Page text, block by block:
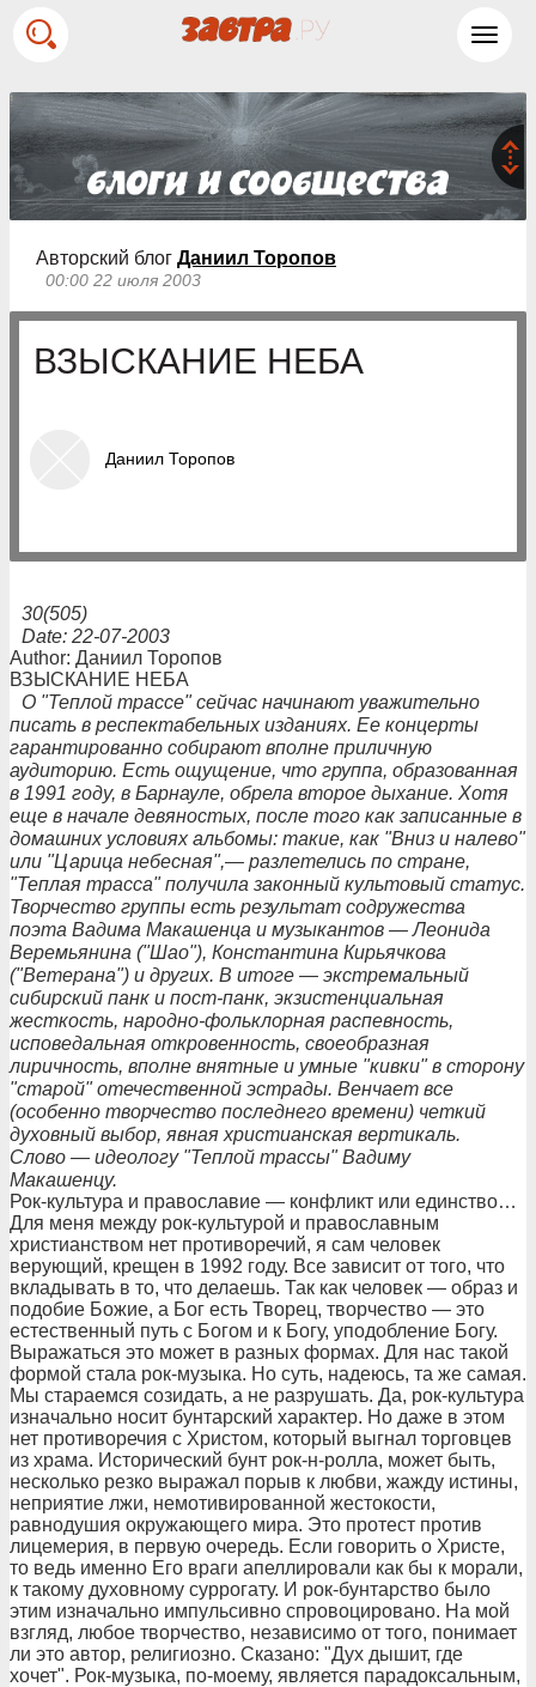
Авторский блог Даниил Торопов
00:00 22 июля 2003
ВЗЫСКАНИЕ НЕБА
Даниил Торопов
30(505)
Date: 22-07-2003
Author: Даниил Торопов
ВЗЫСКАНИЕ НЕБА
О "Теплой трассе" сейчас начинают уважительно
писать в респектабельных изданиях. Ее концерты
гарантированно собирают вполне приличную
аудиторию. Есть ощущение, что группа, образованная
в 1991 году, в Барнауле, обрела второе дыхание. Хотя
еще в начале девяностых, после того как записанные в
домашних условиях альбомы: такие, как "Вниз и налево"
или "Царица небесная",— разлетелись по стране,
"Теплая трасса" получила законный культовый статус.
Творчество группы есть результат содружества
поэта Вадима Макашенца и музыкантов — Леонида
Веремьянина ("Шао"), Константина Кирьячкова
("Ветерана") и других. В итоге — экстремальный
сибирский панк и пост-панк, экзистенциальная
жесткость, народно-фольклорная распевность,
исповедальная откровенность, своеобразная
лиричность, вполне внятные и умные "кивки" в сторону
"старой" отечественной эстрады. Венчает все
(особенно творчество последнего времени) четкий
духовный выбор, явная христианская вертикаль.
Слово — идеологу "Теплой трассы" Вадиму
Макашенцу.
Рок-культура и православие — конфликт или единство…
Для меня между рок-культурой и православным
христианством нет противоречий, я сам человек
верующий, крещен в 1992 году. Все зависит от того, что
вкладывать в то, что делаешь. Так как человек — образ и
подобие Божие, а Бог есть Творец, творчество — это
естественный путь с Богом и к Богу, уподобление Богу.
Выражаться это может в разных формах. Для нас такой
формой стала рок-музыка. Но суть, надеюсь, та же самая.
Мы стараемся созидать, а не разрушать. Да, рок-культура
изначально носит бунтарский характер. Но даже в этом
нет противоречия с Христом, который выгнал торговцев
из храма. Исторический бунт рок-н-ролла, может быть,
несколько резко выражал порыв к любви, жажду истины,
неприятие лжи, немотивированной жестокости,
равнодушия окружающего мира. Это протест против
лицемерия, в первую очередь. Если говорить о Христе,
то ведь именно Его враги апеллировали как бы к морали,
к такому духовному суррогату. И рок-бунтарство было
этим изначально импульсивно спровоцировано. На мой
взгляд, любое творчество, независимо от того, понимает
ли это автор, религиозно. Сказано: "Дух дышит, где
хочет". Рок-музыка, по-моему, является парадоксальным,